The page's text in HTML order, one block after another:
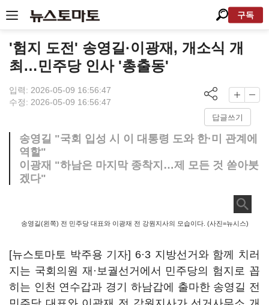
구독
'험지 도전' 송영길·이광재, 개소식 개
최…민주당 인사 '총출동'
입력: 2026-05-09 16:56:47
수정: 2026-05-09 16:56:47
답글쓰기
송영길 "국회 입성 시 이 대통령 도와 한·미 관계에
역할"
이광재 "하남은 마지막 종착지…제 모든 것 쏟아붓
겠다"
송영길(왼쪽) 전 민주당 대표와 이광재 전 강원지사의 모습이다. (사진=뉴시스)
[뉴스토마토 박주용 기자] 6·3 지방선거와 함께 치러
지는 국회의원 재·보궐선거에서 민주당의 험지로 꼽
히는 인천 연수갑과 경기 하남갑에 출마한 송영길 전